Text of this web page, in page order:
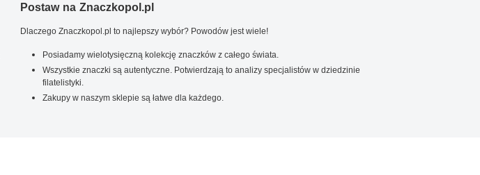
Postaw na Znaczkopol.pl
Dlaczego Znaczkopol.pl to najlepszy wybór? Powodów jest wiele!
Posiadamy wielotysięczną kolekcję znaczków z całego świata.
Wszystkie znaczki są autentyczne. Potwierdzają to analizy specjalistów w dziedzinie
filatelistyki.
Zakupy w naszym sklepie są łatwe dla każdego.